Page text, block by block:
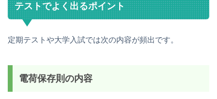
テストでよく出るポイント
定期テストや大学入試では次の内容が頻出です。
電荷保存則の内容